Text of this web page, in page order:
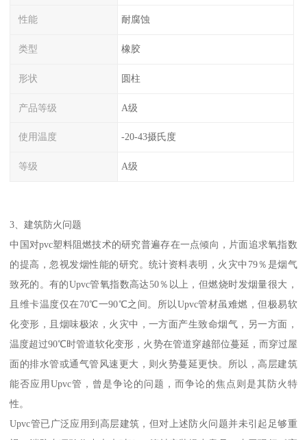
性能 耐腐蚀
类型 橡胶
形状 圆柱
产品等级 A级
使用温度 -20-43摄氏度
等级 A级
3、建筑防火问题
中国对pvc塑料阻燃技术的研究普遍存在一点倾向，片面追求氧指数
的提高，忽视发烟性能的研究。统计资料表明，火灾中79％是烟气
致死的。有的Upvc管氧指数高达50％以上，但燃烧时发烟量很大，
且维卡温度仅在70℃一90℃之间。所以Upvc管材虽难燃，但极易软
化变形，且烟味极浓，火灾中，一方面产生致命烟气，另一方面，
温度超过90℃时管道软化变形，火势在管道穿越部位蔓延，而穿过屋
面的排水管或通气管风速更大，则火势蔓延更快。所以，高层建筑
能否应用Upvc管，曾是争论的问题，而争论的焦点则是其防火特
性。
Upvc管已广泛应用到高层建筑，但对上述防火问题并未引起足够重